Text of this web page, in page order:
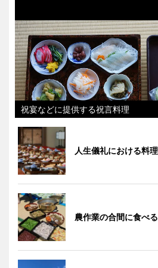
祝宴などに提供する祝言料理
人生儀礼における料理
農作業の合間に食べ